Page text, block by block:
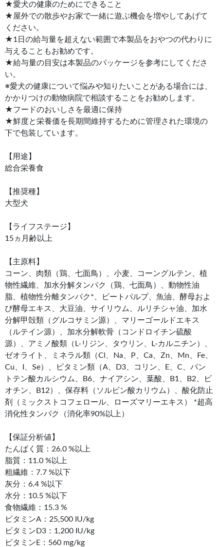
★愛犬の健康のためにできること
★屋外での散歩やお家で一緒に遊ぶ機会を増やしてあげて
ください。
★1日の給与量を超えない範囲で本製品をおやつの代わりに
与えることもお勧めです。
★給与量の目安は本製品のパッケージを参考にしてくださ
い。
※愛犬の健康について悩みや知りたいことがある場合には、
かかりつけの動物病院で相談することをお勧めします。
★フードのおいしさを最適に保持
★鮮度と栄養価を長期間維持するために管理された環境の
下で包装しています。
【用途】
総合栄養食
【推奨種】
大型犬
【ライフステージ】
15ヵ月齢以上
【主原料】
コーン、肉類（鶏、七面鳥）、小麦、コーングルテン、植
物性繊維、加水分解タンパク（鶏、七面鳥）、動物性油
脂、植物性分離タンパク*、ビートパルプ、魚油、酵母およ
び酵母エキス、大豆油、サイリウム、ルリチシャ油、加水
分解甲殻類（グルコサミン源）、マリーゴールドエキス
（ルテイン源）、加水分解軟骨（コンドロイチン硫酸
源）、アミノ酸類（L-リジン、タウリン、L-カルニチン）、
ゼオライト、ミネラル類（Cl、Na、P、Ca、Zn、Mn、Fe、
Cu、I、Se）、ビタミン類（A、D3、コリン、E、C、パン
トテン酸カルシウム、B6、ナイアシン、葉酸、B1、B2、ビ
オチン、B12）、保存料（ソルビン酸カリウム）、酸化防止
剤（ミックストコフェロール、ローズマリーエキス） *超高
消化性タンパク（消化率90%以上）
【保証分析値】
たんぱく質：26.0 %以上
脂質：11.0 %以上
粗繊維：7.7 %以下
灰分：6.4 %以下
水分：10.5 %以下
食物繊維：15.3 %
ビタミンA：25,500 IU/kg
ビタミンD3：1,200 IU/kg
ビタミンE：560 mg/kg